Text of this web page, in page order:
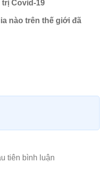
Covid-19
nào trên thế giới đã